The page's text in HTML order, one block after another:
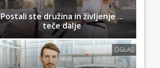
Postali ste družina in življenje ...
teče dalje
OGLAS